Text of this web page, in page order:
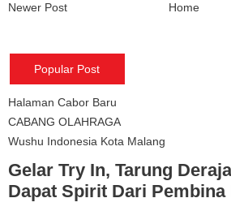
Newer Post Home
Popular Post
Halaman Cabor Baru
CABANG OLAHRAGA
Wushu Indonesia Kota Malang
Gelar Try In, Tarung
Dapat Spirit Dari Pembina